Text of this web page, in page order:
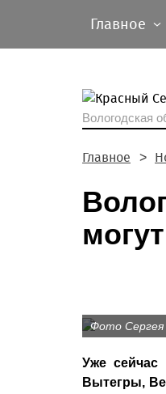
Главное
Вологодская
Главное
Фото
Уже сейчас
Вытегры,